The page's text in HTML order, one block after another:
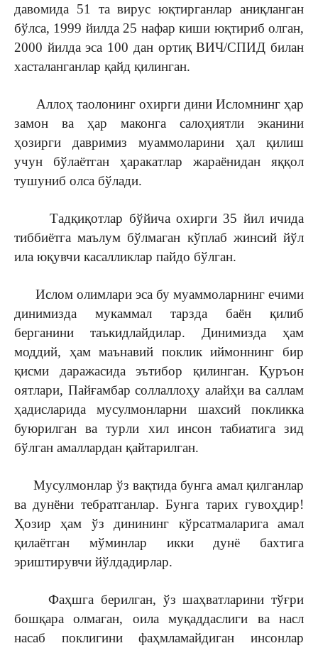
давомида 51 та вирус юқтирганлар аниқланган
бўлса, 1999 йилда 25 нафар киши юқтириб олган,
2000 йилда эса 100 дан ортиқ ВИЧ/СПИД билан
хасталанганлар қайд қилинган.
Аллоҳ таолонинг охирги дини Исломнинг ҳар
замон ва ҳар маконга салоҳиятли эканини
ҳозирги давримиз муаммоларини ҳал қилиш
учун бўлаётган ҳаракатлар жараёнидан яққол
тушуниб олса бўлади.
Тадқиқотлар бўйича охирги 35 йил ичида
тиббиётга маълум бўлмаган кўплаб жинсий йўл
ила юқувчи касалликлар пайдо бўлган.
Ислом олимлари эса бу муаммоларнинг ечими
динимизда мукаммал тарзда баён қилиб
берганини таъкидлайдилар. Динимизда ҳам
моддий, ҳам маънавий поклик иймоннинг бир
қисми даражасида эътибор қилинган. Қуръон
оятлари, Пайғамбар соллаллоҳу алайҳи ва саллам
ҳадисларида мусулмонларни шахсий покликка
буюрилган ва турли хил инсон табиатига зид
бўлган амаллардан қайтарилган.
Мусулмонлар ўз вақтида бунга амал қилганлар
ва дунёни тебратганлар. Бунга тарих гувоҳдир!
Ҳозир ҳам ўз динининг кўрсатмаларига амал
қилаётган мўминлар икки дунё бахтига
эриштирувчи йўлдадирлар.
Фаҳшга берилган, ўз шаҳватларини тўғри
бошқара олмаган, оила муқаддаслиги ва насл
насаб поклигини фаҳмламайдиган инсонлар